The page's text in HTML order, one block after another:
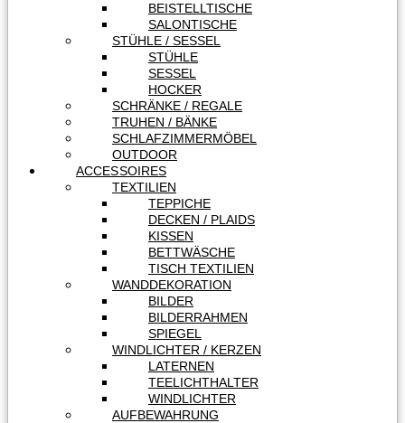
BEISTELLTISCHE
SALONTISCHE
STÜHLE / SESSEL
STÜHLE
SESSEL
HOCKER
SCHRÄNKE / REGALE
TRUHEN / BÄNKE
SCHLAFZIMMERMÖBEL
OUTDOOR
ACCESSOIRES
TEXTILIEN
TEPPICHE
DECKEN / PLAIDS
KISSEN
BETTWÄSCHE
TISCH TEXTILIEN
WANDDEKORATION
BILDER
BILDERRAHMEN
SPIEGEL
WINDLICHTER / KERZEN
LATERNEN
TEELICHTHALTER
WINDLICHTER
AUFBEWAHRUNG